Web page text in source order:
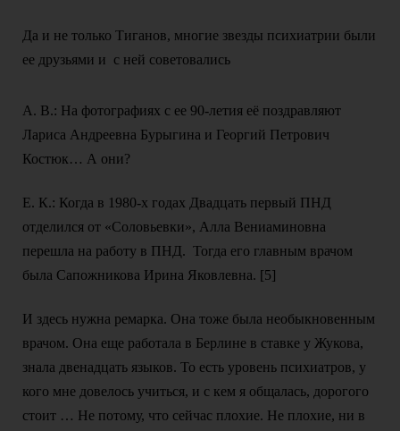
Да и не только Тиганов, многие звезды психиатрии были
ее друзьями и с ней советовались
А. В.: На фотографиях с ее 90-летия её поздравляют
Лариса Андреевна Бурыгина и Георгий Петрович
Костюк… А они?
Е. К.: Когда в 1980-х годах Двадцать первый ПНД
отделился от «Соловьевки», Алла Вениаминовна
перешла на работу в ПНД. Тогда его главным врачом
была Сапожникова Ирина Яковлевна. [5]
И здесь нужна ремарка. Она тоже была необыкновенным
врачом. Она еще работала в Берлине в ставке у Жукова,
знала двенадцать языков. То есть уровень психиатров, у
кого мне довелось учиться, и с кем я общалась, дорогого
стоит … Не потому, что сейчас плохие. Не плохие, ни в